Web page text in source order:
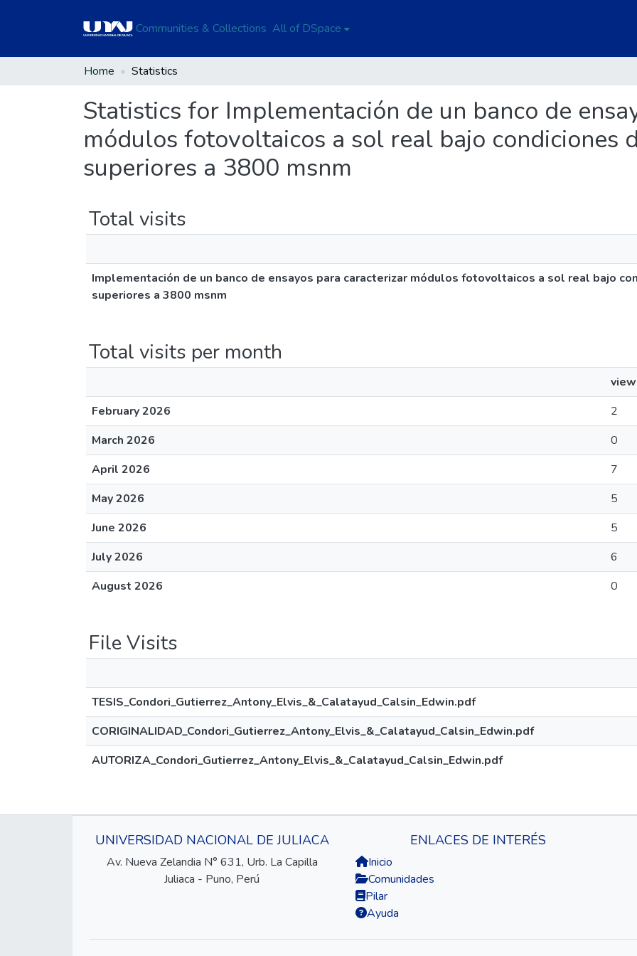
Communities & Collections All of DSpace
Home Statistics
Statistics for Implementación de un banco de
módulos fotovoltaicos a sol real bajo condiciones
superiores a 3800 msnm
Total visits
Implementación de un banco de ensayos para caracterizar módulos fotovoltaicos a sol real bajo
superiores a 3800 msnm
Total visits per month
February 2026
2
March 2026
0
April 2026
7
May 2026
5
June 2026
5
July 2026
6
August 2026
0
File Visits
TESIS_Condori_Gutierrez_Antony_Elvis_&_Calatayud_Calsin_Edwin.pdf
CORIGINALIDAD_Condori_Gutierrez_Antony_Elvis_&_Calatayud_Calsin_Edwin.pdf
AUTORIZA_Condori_Gutierrez_Antony_Elvis_&_Calatayud_Calsin_Edwin.pdf
UNIVERSIDAD NACIONAL DE JULIACA
Av. Nueva Zelandia N° 631, Urb. La Capilla
Juliaca - Puno, Perú
ENLACES DE INTERÉS
Inicio
Comunidades
Pilar
Ayuda